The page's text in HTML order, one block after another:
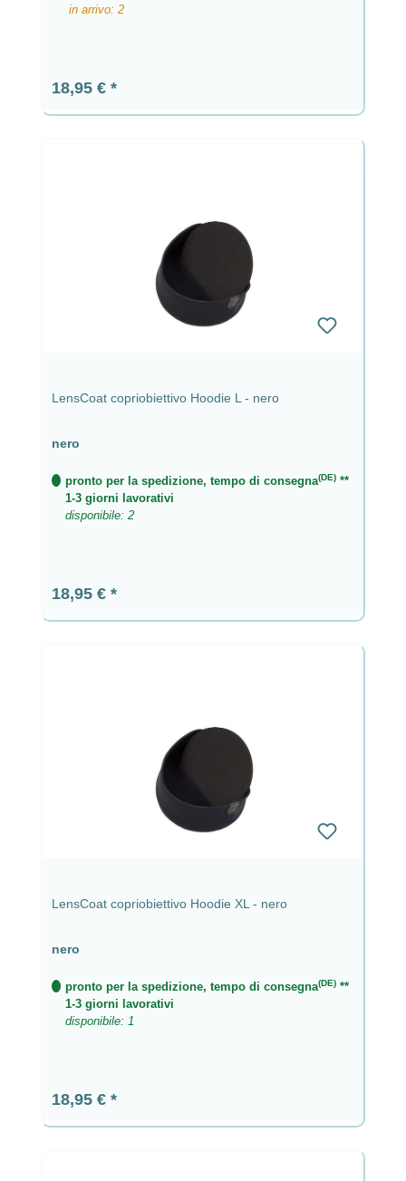
in arrivo: 2
Prezzo normale:
18,95 €
LensCoat copriobiettivo Hoodie L - nero
nero
pronto per la spedizione, tempo di consegna(DE) **
1-3 giorni lavorativi
disponibile: 2
Prezzo normale:
18,95 €
LensCoat copriobiettivo Hoodie XL - nero
nero
pronto per la spedizione, tempo di consegna(DE) **
1-3 giorni lavorativi
disponibile: 1
Prezzo normale:
18,95 €